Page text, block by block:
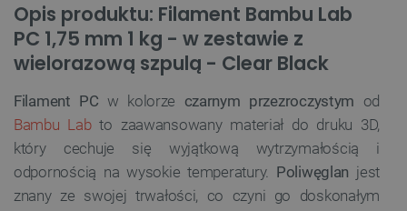
Opis produktu: Filament Bambu Lab
PC 1,75 mm 1 kg - w zestawie z
wielorazową szpulą - Clear Black
Filament PC w kolorze czarnym przezroczystym od
Bambu Labto zaawansowany materiał do druku 3D,
który cechuje się wyjątkową wytrzymałością i
odpornością na wysokie temperatury. Poliwęglan jest
znany ze swojej trwałości, co czyni go doskonałym